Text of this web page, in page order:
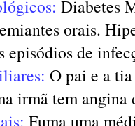
Diabetes
orais.
episódios de
O pai e a
irmã tem angina
Fuma uma